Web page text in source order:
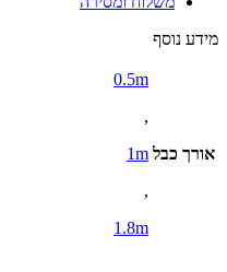
מידע נוסף
אורך כבל
0.5m
,
1m
,
1.8m